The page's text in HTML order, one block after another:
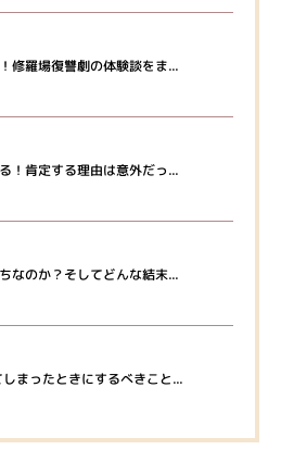
修羅場復讐劇の体験談をま...
！肯定する理由は意外だっ...
なのか？そしてどんな結末...
まったときにするべきこと...